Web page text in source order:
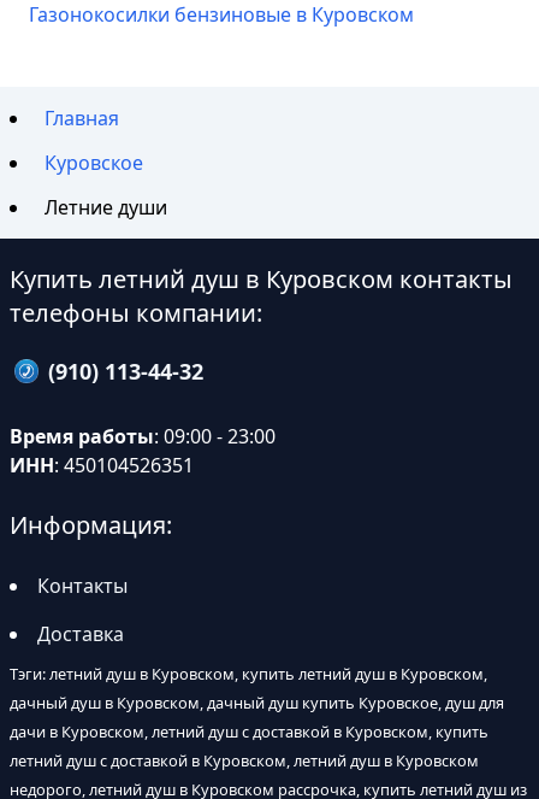
Газонокосилки бензиновые в Куровском
Главная
Куровское
Летние души
Купить летний душ в Куровском контакты
телефоны компании:
(910) 113-44-32
Время работы: 09:00 - 23:00
ИНН: 450104526351
Информация:
Контакты
Доставка
Тэги: летний душ в Куровском, купить летний душ в Куровском,
дачный душ в Куровском, дачный душ купить Куровское, душ для
дачи в Куровском, летний душ с доставкой в Куровском, купить
летний душ с доставкой в Куровском, летний душ в Куровском
недорого, летний душ в Куровском рассрочка, купить летний душ из